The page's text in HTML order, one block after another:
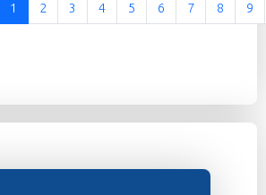
1 2 3 4 5 6 7 8 9